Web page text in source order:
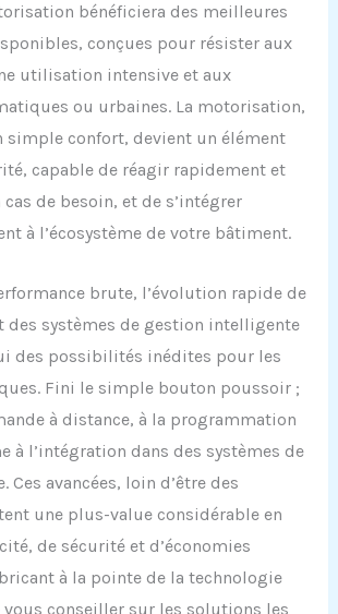
bénéficiera des meilleures
conçues pour résister aux
utilisation intensive et aux
ou urbaines. La motorisation,
simple confort, devient un élément
capable de réagir rapidement et
de besoin, et de s’intégrer
à l’écosystème de votre bâtiment.
brute, l’évolution rapide de
des systèmes de gestion intelligente
des possibilités inédites pour les
Fini le simple bouton poussoir ;
à distance, à la programmation
à l’intégration dans des systèmes de
Ces avancées, loin d’être des
une plus-value considérable en
de sécurité et d’économies
à la pointe de la technologie
vous conseiller sur les solutions les